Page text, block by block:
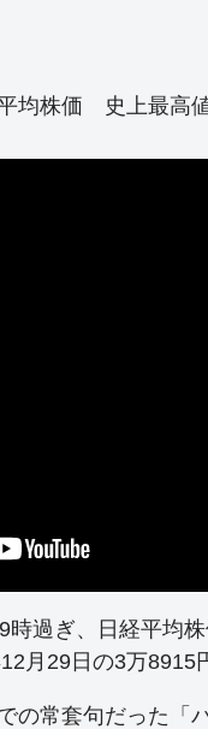
平均株価 史上最高
時過ぎ、日経平均
月29日の3万8915
の常套句だった「